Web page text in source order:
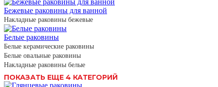
Бежевые раковины для ванной
Накладные раковины бежевые
Белые раковины
Белые керамические раковины
Белые овальные раковины
Накладные раковины белые
ПОКАЗАТЬ ЕЩЕ 4 КАТЕГОРИЙ